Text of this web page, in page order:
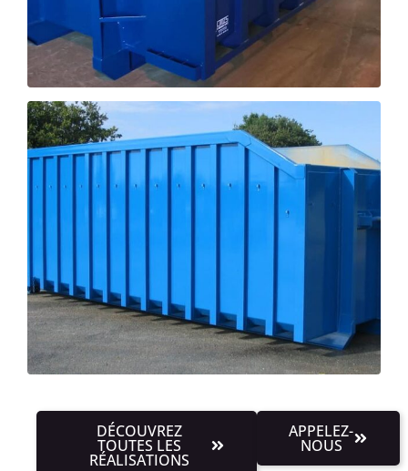
DÉCOUVREZ
TOUTES LES
RÉALISATIONS
APPELEZ-
NOUS